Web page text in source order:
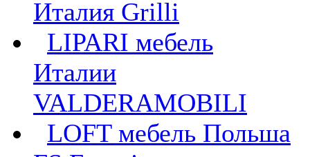
Италия Grilli
LIPARI мебель
Италии
VALDERAMOBILI
LOFT мебель Польша